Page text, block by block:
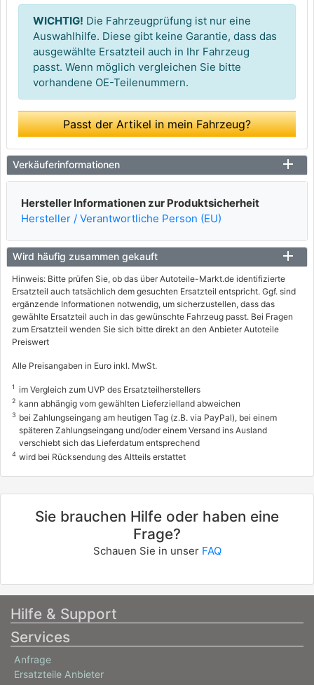
WICHTIG! Die Fahrzeugprüfung ist nur eine
Auswahlhilfe. Diese gibt keine Garantie, dass das
ausgewählte Ersatzteil auch in Ihr Fahrzeug
passt. Wenn möglich vergleichen Sie bitte
vorhandene OE-Teilenummern.
Passt der Artikel in mein Fahrzeug?
Verkäuferinformationen
Hersteller Informationen zur Produktsicherheit
Hersteller / Verantwortliche Person (EU)
Wird häufig zusammen gekauft
Hinweis: Bitte prüfen Sie, ob das über Autoteile-Markt.de identifizierte
Ersatzteil auch tatsächlich dem gesuchten Ersatzteil entspricht. Ggf. sind
ergänzende Informationen notwendig, um sicherzustellen, dass das
gewählte Ersatzteil auch in das gewünschte Fahrzeug passt. Bei Fragen
zum Ersatzteil wenden Sie sich bitte direkt an den Anbieter Autoteile
Preiswert
Alle Preisangaben in Euro inkl. MwSt.
1 im Vergleich zum UVP des Ersatzteilherstellers
2 kann abhängig vom gewählten Lieferzielland abweichen
3 bei Zahlungseingang am heutigen Tag (z.B. via PayPal), bei einem
späteren Zahlungseingang und/oder einem Versand ins Ausland
verschiebt sich das Lieferdatum entsprechend
4 wird bei Rücksendung des Altteils erstattet
Sie brauchen Hilfe oder haben eine
Frage?
Schauen Sie in unser FAQ
Hilfe & Support
Services
Anfrage
Ersatzteile Anbieter